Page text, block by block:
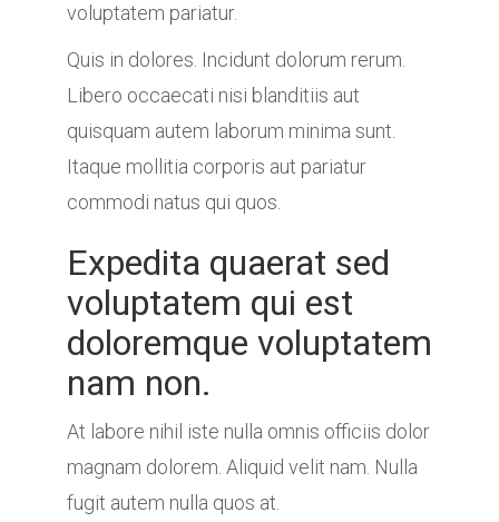
voluptatem pariatur.
Quis in dolores. Incidunt dolorum rerum.
Libero occaecati nisi blanditiis aut
quisquam autem laborum minima sunt.
Itaque mollitia corporis aut pariatur
commodi natus qui quos.
Expedita quaerat sed
voluptatem qui est
doloremque voluptatem
nam non.
At labore nihil iste nulla omnis officiis dolor
magnam dolorem. Aliquid velit nam. Nulla
fugit autem nulla quos at.